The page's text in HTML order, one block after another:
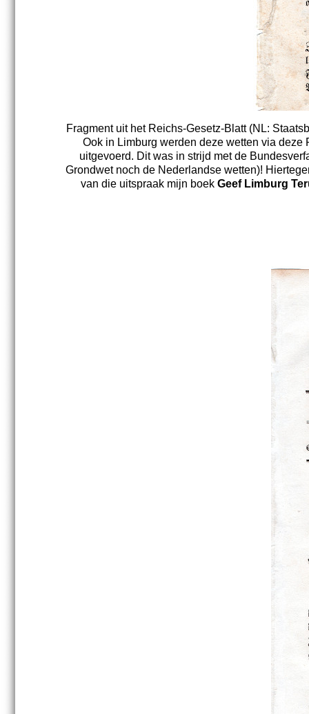
Fragment uit het Reichs-Gesetz-Blatt (NL:
Ook in Limburg werden deze wetten via
uitgevoerd. Dit was in strijd met de
Grondwet noch de Nederlandse wetten)!
van die uitspraak mijn boek Geef Limburg